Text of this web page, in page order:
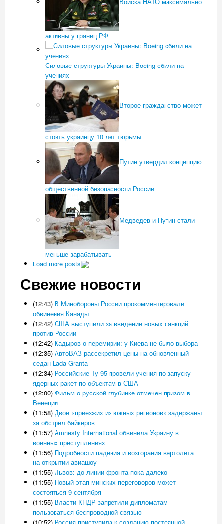
активны у границ РФ
Силовые структуры Украины: Boeing сбили на
учениях
Второе гражданство может
стоить украинцу 10 лет тюрьмы
Путин утвердил концепцию
общественной безопасности России
Медведев и Путин стали
меньше зарабатывать
Load more posts
Свежие новости
(12:43) В Минобороны России прокомментировали
обвинения Канады
(12:42) США выступили за введение новых санкций
против России
(12:42) Кадыров о перемирии: у Киева не было выбора
(12:35) АвтоВАЗ рассекретил цены на обновленный
седан Lada Granta
(12:34) Российские Ту-95 провели учения по запуску
ядерных ракет по объектам в США
(12:00) Фильм о русской глубинке отмечен призом в
Венеции
(11:58) Двое «приезжих из южных регионов» задержаны
за обстрел байкеров
(11:57) Amnesty International обвинила Украину в
военных преступлениях
(11:56) Подробности падения и возгорания вертолета
на открытии авиашоу
(11:55) Львов: до линии фронта пока далеко
(11:55) Новый этап минских переговоров может
состояться 9 сентября
(11:55) Власти КНДР запретили дипломатам
пользоваться беспроводной связью
(10:52) Россия приступила к созданию постоянной